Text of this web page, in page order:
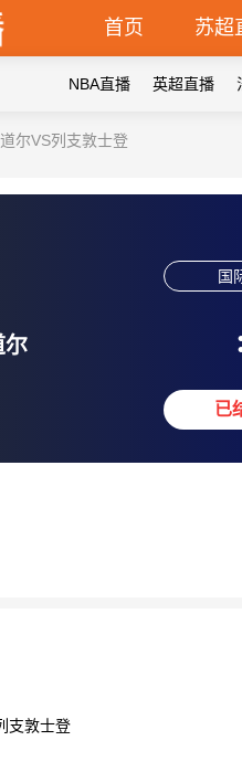
首页 苏超
NBA直播 英超直播
尔VS列支敦士登
尔
国
已
支敦士登